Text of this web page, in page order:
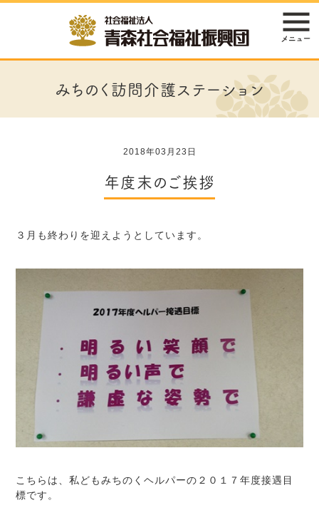
みちのく訪問介護ステーション
2018年03月23日
年度末のご挨拶
３月も終わりを迎えようとしています。
こちらは、私どもみちのくヘルパーの２０１７年度接遇目
標です。